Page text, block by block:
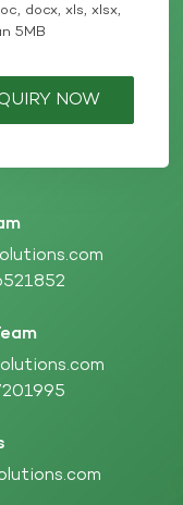
docx, xls, xlsx,
5MB
NOW